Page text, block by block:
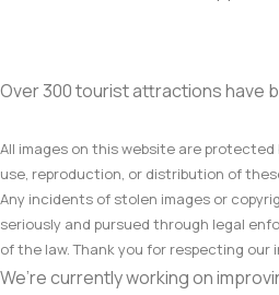
Over 300 tourist attractions have
All images on this website are
use, reproduction, or distribution of
Any incidents of stolen images or
seriously and pursued through legal
of the law. Thank you for respecting our
We’re currently working on